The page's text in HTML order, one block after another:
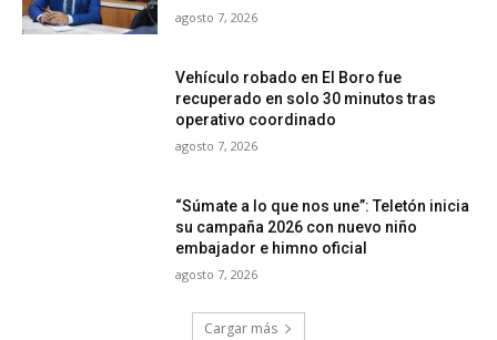
agosto 7, 2026
Vehículo robado en El Boro fue
recuperado en solo 30 minutos tras
operativo coordinado
agosto 7, 2026
“Súmate a lo que nos une”: Teletón inicia
su campaña 2026 con nuevo niño
embajador e himno oficial
agosto 7, 2026
Cargar más